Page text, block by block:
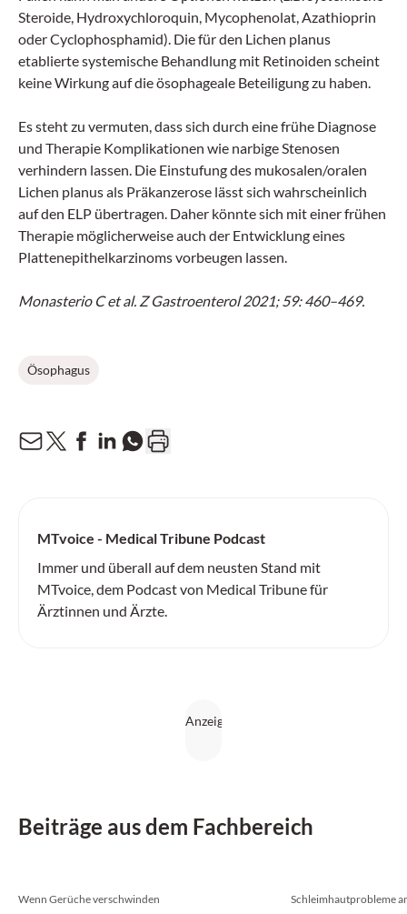
Steroide, Hydroxychloroquin, Mycophenolat, Azathioprin
oder Cyclophosphamid). Die für den Lichen planus
etablierte systemische Behandlung mit Retinoiden scheint
keine Wirkung auf die ösophageale Beteiligung zu haben.
Es steht zu vermuten, dass sich durch eine frühe Diagnose
und Therapie Komplikationen wie narbige Stenosen
verhindern lassen. Die Einstufung des mukosalen/oralen
Lichen planus als Präkanzerose lässt sich wahrscheinlich
auf den ELP übertragen. Daher könnte sich mit einer frühen
Therapie möglicherweise auch der Entwicklung eines
Plattenepithelkarzinoms vorbeugen lassen.
Monasterio C et al. Z Gastroenterol 2021; 59: 460–469.
Ösophagus
MTvoice - Medical Tribune Podcast
Immer und überall auf dem neusten Stand mit
MTvoice, dem Podcast von Medical Tribune für
Ärztinnen und Ärzte.
Beiträge aus dem Fachbereich
Wenn Gerüche verschwinden Schleimhautprobleme